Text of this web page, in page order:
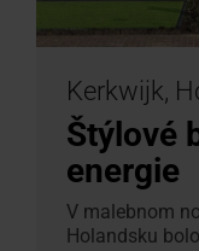
Kerkwijk,
Štýlové
energie
V malebnom
Holandsku